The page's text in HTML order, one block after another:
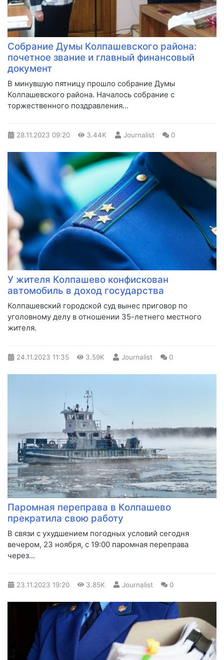
Собрание Думы Колпашевского района:
почетное звание и главный финансовый
документ
​В минувшую пятницу прошло собрание Думы
Колпашевского района. Началось собрание с
торжественного поздравления...
28.11.2023 09:20 3.44K Journalist 0
У жителя Колпашево конфискован
автомобиль в доход государства
​Колпашевский городской суд вынес приговор по
уголовному делу в отношении 35-летнего местного
жителя.
24.11.2023 11:35 3.59K Journalist 0
Паромная переправа в Колпашево
прекратила свою работу
​В связи с ухудшением погодных условий сегодня
вечером, 23 ноября, с 19:00 паромная переправа
через...
23.11.2023 19:20 3.85K Journalist 0